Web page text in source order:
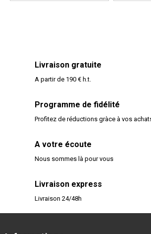
Livraison gratuite
A partir de 190 € h.t.
Programme de fidélité
Profitez de réductions gràce à vos
A votre écoute
Nous sommes là pour vous
Livraison express
Livraison 24/48h